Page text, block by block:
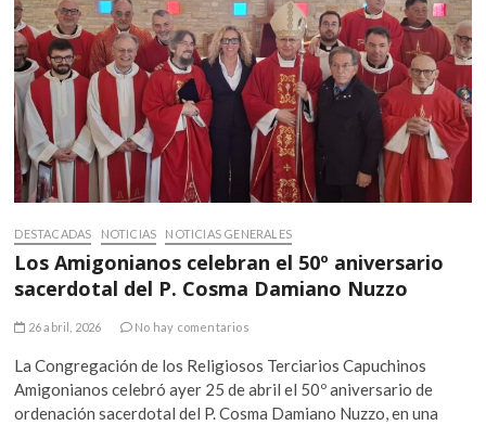
DESTACADAS NOTICIAS NOTICIAS GENERALES
Los Amigonianos celebran el 50º aniversario
sacerdotal del P. Cosma Damiano Nuzzo
26 abril, 2026 No hay comentarios
La Congregación de los Religiosos Terciarios Capuchinos
Amigonianos celebró ayer 25 de abril el 50º aniversario de
ordenación sacerdotal del P. Cosma Damiano Nuzzo, en una